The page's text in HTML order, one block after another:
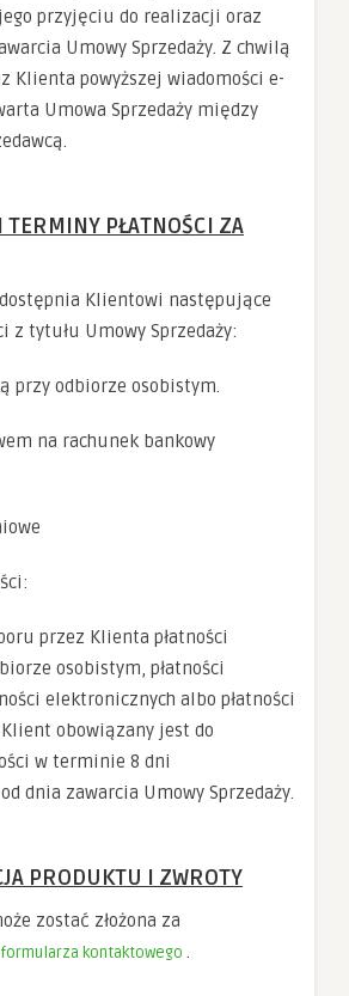
przyjęciu do realizacji oraz
Umowy Sprzedaży. Z chwilą
Klienta powyższej wiadomości e-
Umowa Sprzedaży między
TERMINY PŁATNOŚCI ZA
Klientowi następujące
z tytułu Umowy Sprzedaży:
przy odbiorze osobistym.
na rachunek bankowy
przez Klienta płatności
osobistym, płatności
elektronicznych albo płatności
obowiązany jest do
w terminie 8 dni
dnia zawarcia Umowy Sprzedaży.
PRODUKTU I ZWROTY
zostać złożona za
formularza kontaktowego .